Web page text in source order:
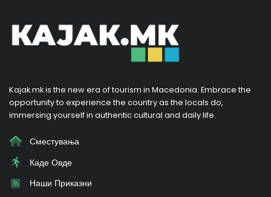
Kajak.mk is the new era of tourism in Macedonia. Embrace the
opportunity to experience the country as the locals do,
immersing yourself in authentic cultural and daily life.
Сместувања
Каде Овде
Наши Приказни